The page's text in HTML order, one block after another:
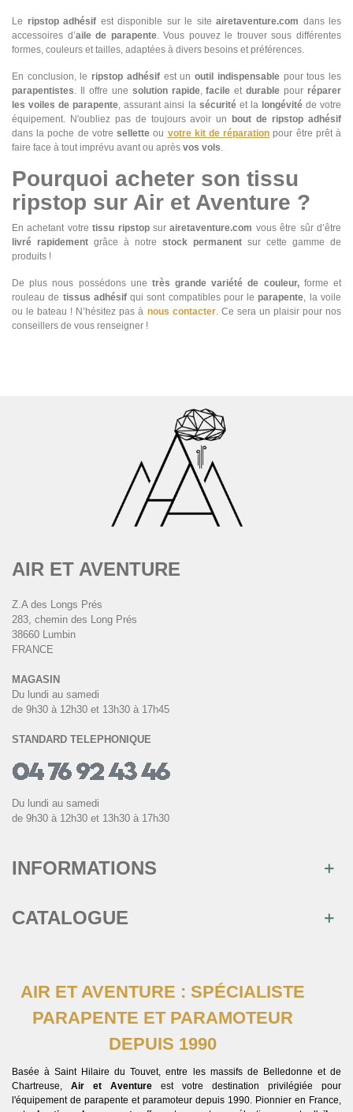
Le ripstop adhésif est disponible sur le site airetaventure.com dans les
accessoires d’aile de parapente. Vous pouvez le trouver sous différentes
formes, couleurs et tailles, adaptées à divers besoins et préférences.
En conclusion, leripstop adhésifest unoutil indispensablepour tous les
parapentistes. Il offre une solution rapide,facile etdurable pourréparer
les voiles de parapente, assurant ainsi la sécuritéet la longévitéde votre
équipement. N'oubliez pas de toujours avoir un
bout de ripstop adhésif
dans la poche de votresellette ou votre kit de réparation pour être prêt à
faire face à tout imprévu avant ou après vos vols.
Pourquoi acheter son tissu
ripstop sur Air et Aventure ?
En achetant votretissu ripstopsurairetaventure.com vous être sûr d’être
livré rapidement grâce à notre stock permanent sur cette gamme de
produits !
De plus nous possédons une très grande variété de couleur,forme et
rouleau de tissus adhésifqui sont compatibles pour leparapente, la voile
ou le bateau ! N’hésitez pas à nous contacter. Ce sera un plaisir pour nos
conseillers de vous renseigner !
AIR ET AVENTURE
Z.A des Longs Prés
283, chemin des Long Prés
38660 Lumbin
FRANCE
MAGASIN
Du lundi au samedi
de 9h30 à 12h30 et 13h30 à 17h45
STANDARD TELEPHONIQUE
Du lundi au samedi
de 9h30 à 12h30 et 13h30 à 17h30
INFORMATIONS
CATALOGUE
AIR ET AVENTURE : SPÉCIALISTE
PARAPENTE ET PARAMOTEUR
DEPUIS 1990
Basée à Saint Hilaire du Touvet, entre les massifs de Belledonne et de
Chartreuse, Air et Aventure est votre destination privilégiée pour
l'équipement de parapente et paramoteur depuis 1990. Pionnier en France,